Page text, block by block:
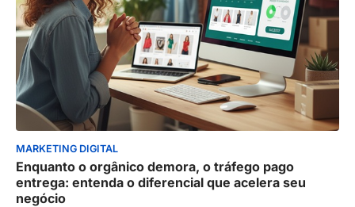
MARKETING DIGITAL
Enquanto o orgânico demora, o tráfego pago
entrega: entenda o diferencial que acelera seu
negócio